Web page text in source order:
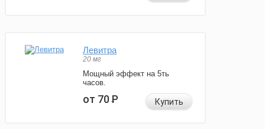
Левитра
20 мг
Мощный эффект на 5ть
часов.
от 70Р Купить